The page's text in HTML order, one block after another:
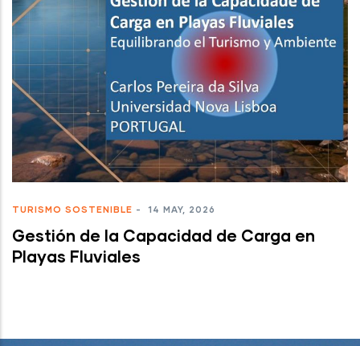
TURISMO SOSTENIBLE - 14 MAY, 2026
Gestión de la Capacidad de Carga en
Playas Fluviales